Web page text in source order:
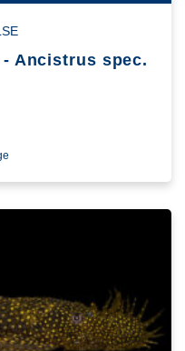
Ancistrus spec.